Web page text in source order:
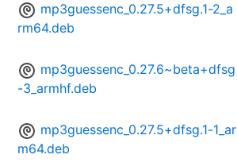
mp3guessenc_0.27.5+dfsg.1-2_a
rm64.deb
mp3guessenc_0.27.6~beta+dfsg
-3_armhf.deb
mp3guessenc_0.27.5+dfsg.1-1_ar
m64.deb